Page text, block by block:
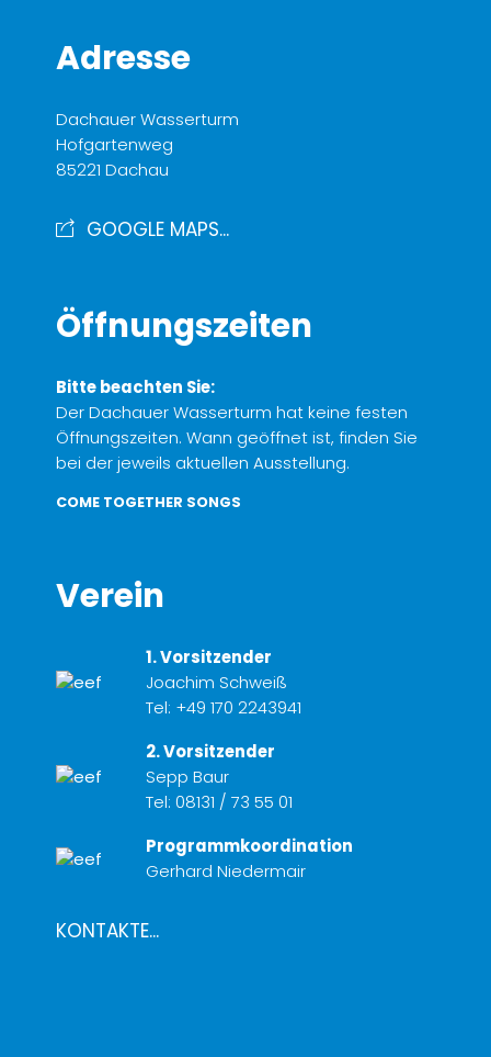
Adresse
Dachauer Wasserturm
Hofgartenweg
85221 Dachau
GOOGLE MAPS...
Öffnungszeiten
Bitte beachten Sie:
Der Dachauer Wasserturm hat keine festen
Öffnungszeiten. Wann geöffnet ist, finden Sie
bei der jeweils aktuellen Ausstellung.
COME TOGETHER SONGS
Verein
1. Vorsitzender
Joachim Schweiß
Tel: +49 170 2243941
2. Vorsitzender
Sepp Baur
Tel: 08131 / 73 55 01
Programmkoordination
Gerhard Niedermair
KONTAKTE...